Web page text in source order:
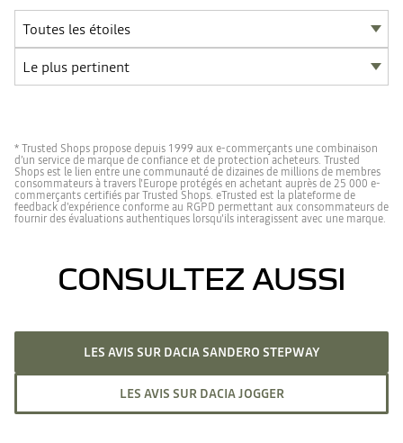
* Trusted Shops propose depuis 1999 aux e-commerçants une combinaison
d’un service de marque de confiance et de protection acheteurs. Trusted
Shops est le lien entre une communauté de dizaines de millions de membres
consommateurs à travers l'Europe protégés en achetant auprès de 25 000 e-
commerçants certifiés par Trusted Shops. eTrusted est la plateforme de
feedback d'expérience conforme au RGPD permettant aux consommateurs de
fournir des évaluations authentiques lorsqu'ils interagissent avec une marque.
CONSULTEZ AUSSI
LES AVIS SUR DACIA SANDERO STEPWAY
LES AVIS SUR DACIA JOGGER